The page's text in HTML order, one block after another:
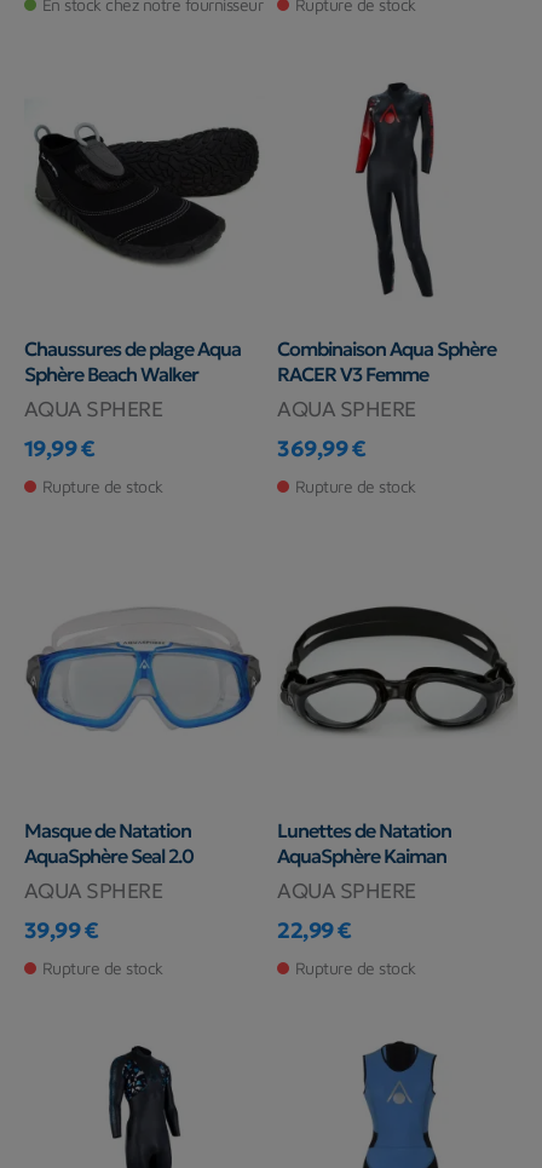
Chaussures de plage Aqua
Sphère Beach Walker
AQUA SPHERE
Prix
19,99 €
Rupture de stock
Combinaison Aqua Sphère
RACER V3 Femme
AQUA SPHERE
Prix
369,99 €
Rupture de stock
Masque de Natation
AquaSphère Seal 2.0
AQUA SPHERE
Prix
39,99 €
Rupture de stock
Lunettes de Natation
AquaSphère Kaiman
AQUA SPHERE
Prix
22,99 €
Rupture de stock